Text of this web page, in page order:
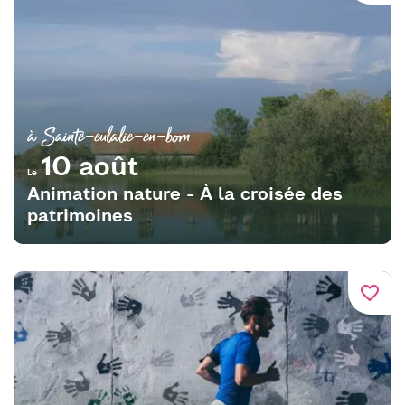
à Sainte-eulalie-en-born
Le10 août
Animation nature - À la croisée des
patrimoines
favorite_border